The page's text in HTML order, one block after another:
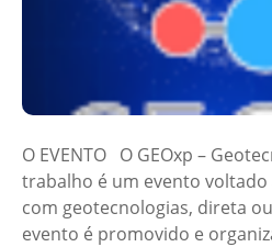
O EVENTO O GEOxp –
trabalho é um evento
com geotecnologias, direta
evento é promovido e